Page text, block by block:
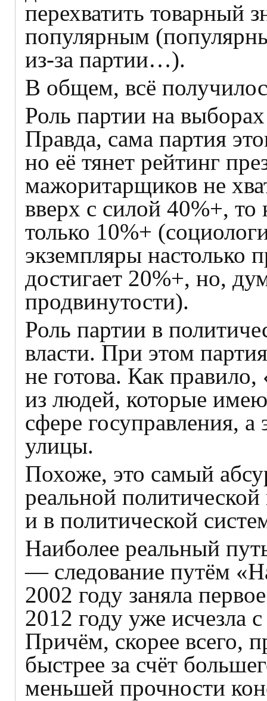
перехватить товарный
популярным
из-за партии…).
В общем, всё
Роль партии на
Правда, сама партия
но её тянет рейтинг
мажоритарщиков не
вверх с силой 40%+,
только 10%+
экземпляры настолько
достигает 20%+, но,
продвинутости).
Роль партии в
власти. При этом
не готова. Как
из людей, которые
сфере госуправления, а
улицы.
Похоже, это самый
реальной
и в политической
Наиболее реальный
— следование путём
2002 году заняла
2012 году уже исчезла
Причём, скорее всего,
быстрее за счёт
меньшей прочности